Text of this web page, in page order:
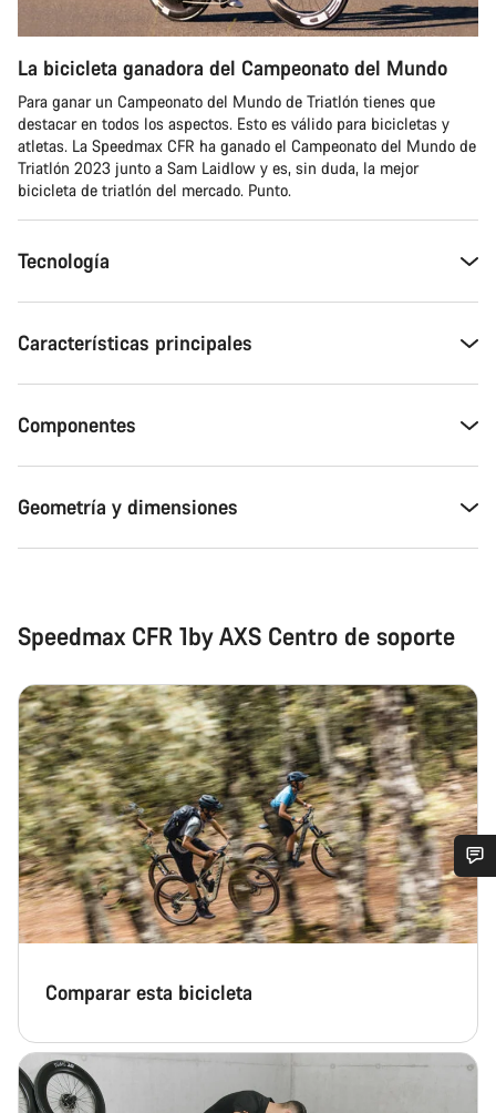
La bicicleta ganadora del Campeonato del Mundo
Para ganar un Campeonato del Mundo de Triatlón tienes que
destacar en todos los aspectos. Esto es válido para bicicletas y
atletas. La Speedmax CFR ha ganado el Campeonato del Mundo de
Triatlón 2023 junto a Sam Laidlow y es, sin duda, la mejor
bicicleta de triatlón del mercado. Punto.
Tecnología
Características principales
Componentes
Geometría y dimensiones
Speedmax CFR 1by AXS Centro de soporte
Comparar esta bicicleta
¿Necesitas ayuda?
Abrir chat
Cerrar